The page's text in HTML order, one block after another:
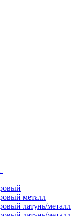
металл
латунь/металл